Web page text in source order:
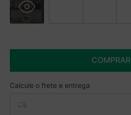
Você economiza
COMPRAR